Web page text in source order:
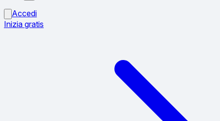
Accedi
Inizia gratis